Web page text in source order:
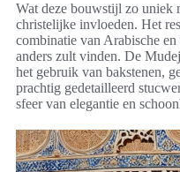
Wat deze bouwstijl zo uniek
christelijke invloeden. Het
combinatie van Arabische
anders zult vinden. De
het gebruik van bakstenen,
prachtig gedetailleerd
sfeer van elegantie en